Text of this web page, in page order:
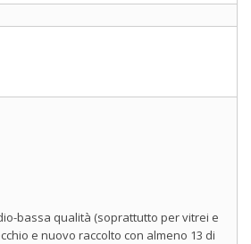
bassa qualità (soprattutto per vitrei e
e nuovo raccolto con almeno 13 di